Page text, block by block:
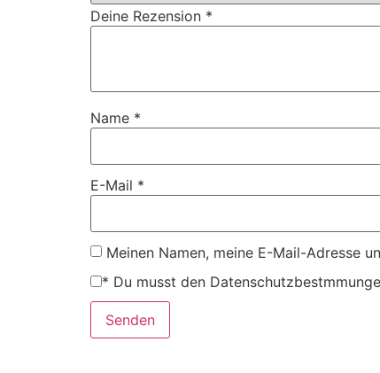
Deine Rezension *
Name *
E-Mail *
Meinen Namen, meine E-Mail-Adresse
* Du musst den